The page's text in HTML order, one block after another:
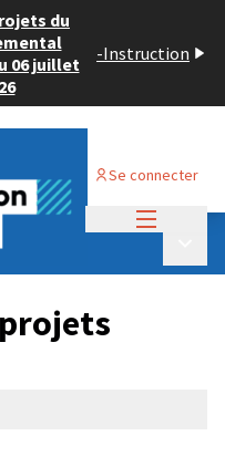
du
06 juillet
-Instruction
Se connecter